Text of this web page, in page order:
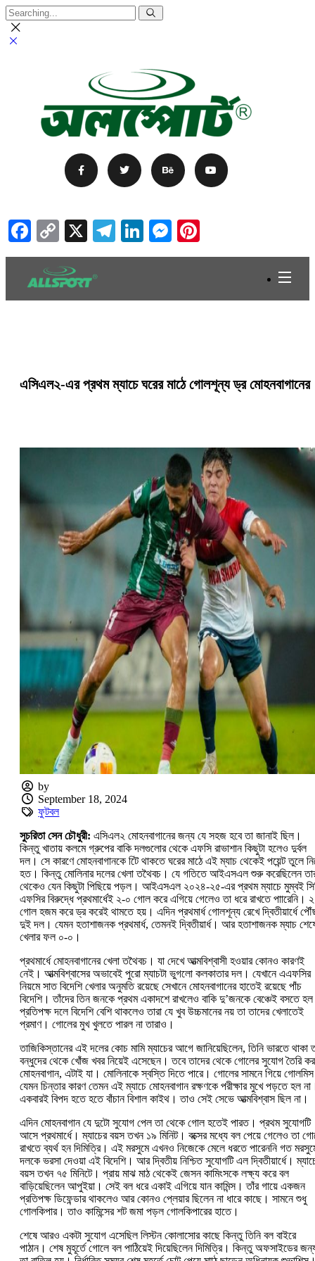
Facebook
Copy
Link
X Telegram
LinkedIn
Messenger
এসিএল২-এর প্রথম ম্যাচে ঘরের মাঠে গোলশূন্য ড্র মোহনবাগানের
by
September 18, 2024
ফুটবল
সুচরিতা সেন চৌধুরী: এসিএল২ মোহনবাগানের জন্য যে সহজ হবে তা জানাই ছিল।
কিন্তু খাতায় কলমে গ্রুপের বাকি দলগুলোর থেকে এফসি রাভাশান কিছুটা হলেও দুর্বল
দল। সে কারণে মোহনবাগানকে টিে থাকতে ঘরের মাঠে এই ম্যাচ থেকেই পয়েন্ট তুলে
হত। কিন্তু মোলিনার দলের খেলা তথৈবচ। যে গতিতে আইএসএল শুরু করেছিলেন
থেকেও যেন কিছুটা পিছিয়ে পড়ল। আইএসএল ২০২৪-২৫-এর প্রথম ম্যাচে মুম্বই
এফসির বিরুদ্ধে প্রথমার্ধেই ২-০ গোল করে এগিয়ে গেলেও তা ধরে রাখতে পাারেনি। ২
গোল হজম করে ড্র করেই থামতে হয়। এদিন প্রথমার্ধ গোলশূন্য রেখে দ্বিতীয়ার্ধে
দুই দল। যেমন হতাশাজনক প্রথমার্ধ, তেমনই দ্বিতীয়ার্ধ। আর হতাশাজনক ম্যাচ
খেলার ফল ০-০।
প্রথমার্ধে মোহনবাগানের খেলা তথৈবচ। যা দেখে আত্মবিশ্বাসী হওয়ার কোনও কারণই
নেই। আত্মবিশ্বাসের অভাবেই পুরো ম্যাচটা ভুগলো কলকাতার দল। যেখানে এএফসির
নিয়মে সাত বিদেশি খেলার অনুমতি রয়েছে সেখানে মোহনবাগানের হাতেই রয়েছে পাঁচ
বিদেশি। তাঁদের তিন জনকে প্রথম একাদশে রাখলেও বাকি দু’জনকে বেঞ্চেই বসতে
প্রতিপক্ষ দলে বিদেশি বেশি থাকলেও তারা যে খুব উচ্চমানের নয় তা তাদের খেলাতেই
প্রমাণ। গোলের মুখ খুলতে পারল না তারাও।
তাজিকিস্তানের এই দলের কোচ মামি ম্যাচের আগে জানিয়েছিলেন, তিনি ভারতে থাকা
বন্ধুদের থেকে খোঁজ খবর নিয়েই এসেছেন। তবে তাদের থেকে গোলের সুযোগ তৈরি
মোহনবাগান, এটাই যা। মোলিনাকে স্বস্তি দিতে পারে। গোলের সামনে গিয়ে গোলমিস
যেমন চিন্তার কারণ তেমন এই ম্যাচে মোহনবাগান রক্ষণকে পরীক্ষার মুখে পড়তে হল
একবারই বিপদ হতে হতে বাঁচান বিশাল কাইথ। তাও সেই সেভে আত্মবিশ্বাস ছিল না।
এদিন মোহনবাগান যে দুটো সুযোগ পেল তা থেকে গোল হতেই পারত। প্রথম সুযোগটি
আসে প্রথমার্ধে। ম্যাচের বয়স তখন ১৯ মিনিট। বক্সের মধ্যে বল পেয়ে গেলেও তা
রাখতে ব্যর্থ হন দিমিত্রি। এই মরসুমে এখনও নিজেকে মেলে ধরতে পারেননি গত
দলকে ভরসা দেওয়া এই বিদেশি। আর দ্বিতীয় নিশ্চিত সুযোগটি এল দ্বিতীয়ার্ধে।
বয়স তখন ৭৫ মিনিটে। প্রায় মাঝ মাঠ থেকেই জেসন কামিংসকে লক্ষ্য করে বল
বাড়িয়েছিলেন আপুইয়া। সেই বল ধরে একাই এগিয়ে যান কামিন্স। তাঁর গায়ে একজন
প্রতিপক্ষ ডিফেন্ডার থাকলেও আর কোনও প্লেয়ার ছিলেন না ধারে কাছে। সামনে শুধু
গোলকিপার। তাও কামিন্সের শট জমা পড়ল গোলকিপারের হাতে।
শেষে আরও একটা সুযোগ এসেছিল লিস্টন কোলাসোর কাছে কিন্তু তিনি বল বাইরে
পাঠান। শেষ মুহূর্তে গোলে বল পাঠিয়েই দিয়েছিলেন দিমিত্রি। কিন্তু অফসাইডের